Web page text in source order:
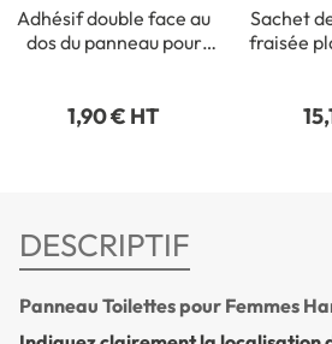
Adhésif double face au
dos du panneau pour
1,90 € HT
Sachet
fraisée
DESCRIPTIF
Panneau Toilettes pour Femmes